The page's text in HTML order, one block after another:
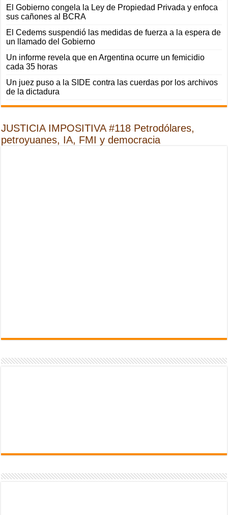
El Gobierno congela la Ley de Propiedad Privada y enfoca
sus cañones al BCRA
El Cedems suspendió las medidas de fuerza a la espera de
un llamado del Gobierno
Un informe revela que en Argentina ocurre un femicidio
cada 35 horas
Un juez puso a la SIDE contra las cuerdas por los archivos
de la dictadura
JUSTICIA IMPOSITIVA #118 Petrodólares,
petroyuanes, IA, FMI y democracia